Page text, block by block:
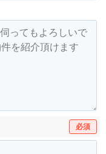
必須